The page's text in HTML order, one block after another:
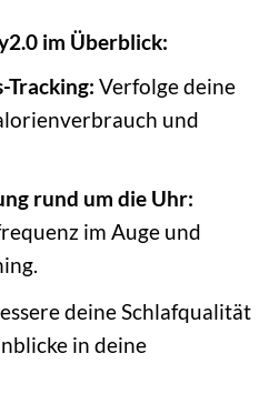
im Überblick:
Tracking: Verfolge deine
und
rund um die Uhr:
im Auge und
deine Schlafqualität
in deine